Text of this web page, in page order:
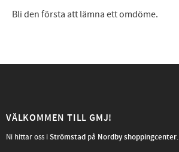
Bli den första att lämna ett omdöme.
VÄLKOMMEN TILL GMJ!
Ni hittar oss iStrömstad på Nordby shoppingcenter.